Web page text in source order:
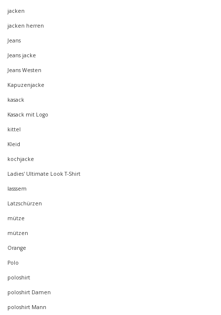
jacken
jacken herren
Jeans
Jeans jacke
Jeans Westen
Kapuzenjacke
kasack
Kasack mit Logo
kittel
Kleid
kochjacke
Ladies' Ultimate Look T-Shirt
lasssem
Latzschürzen
mütze
mützen
Orange
Polo
poloshirt
poloshirt Damen
poloshirt Mann